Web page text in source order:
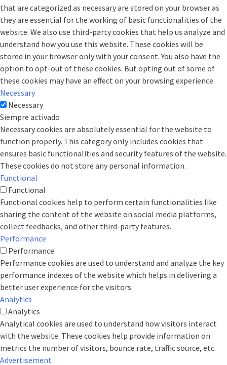
that are categorized as necessary are stored on your browser as
they are essential for the working of basic functionalities of the
website. We also use third-party cookies that help us analyze and
understand how you use this website. These cookies will be
stored in your browser only with your consent. You also have the
option to opt-out of these cookies. But opting out of some of
these cookies may have an effect on your browsing experience.
Necessary
Necessary
Siempre activado
Necessary cookies are absolutely essential for the website to
function properly. This category only includes cookies that
ensures basic functionalities and security features of the website.
These cookies do not store any personal information.
Functional
Functional
Functional cookies help to perform certain functionalities like
sharing the content of the website on social media platforms,
collect feedbacks, and other third-party features.
Performance
Performance
Performance cookies are used to understand and analyze the key
performance indexes of the website which helps in delivering a
better user experience for the visitors.
Analytics
Analytics
Analytical cookies are used to understand how visitors interact
with the website. These cookies help provide information on
metrics the number of visitors, bounce rate, traffic source, etc.
Advertisement